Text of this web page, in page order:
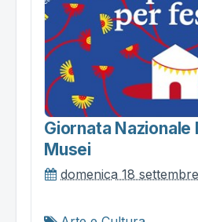
Giornata Nazionale
Musei
domenica 18